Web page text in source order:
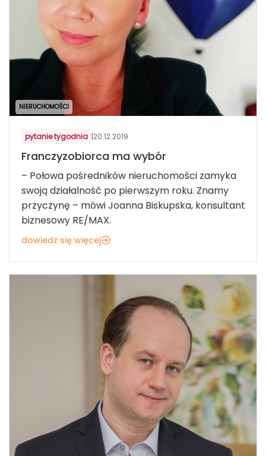
NIERUCHOMOŚCI
pytanie tygodnia |20.12.2019
Franczyzobiorca ma wybór
– Połowa pośredników nieruchomości zamyka
swoją działalność po pierwszym roku. Znamy
przyczynę – mówi Joanna Biskupska, konsultant
biznesowy RE/MAX.
dowiedz się więcej